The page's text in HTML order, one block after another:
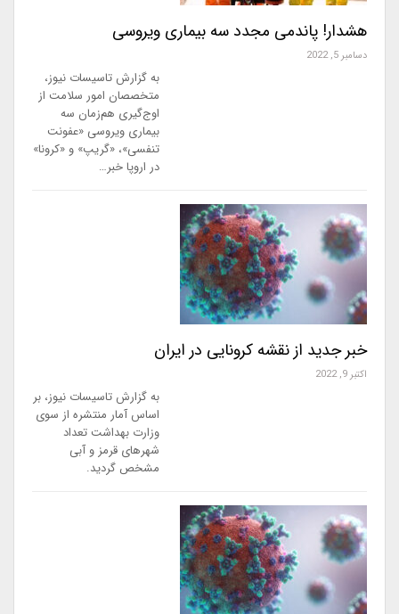
هشدار! پاندمی مجدد سه بیماری ویروسی
دسامبر 5, 2022
به گزارش تاسیسات نیوز،
متخصصان امور سلامت از
اوج‌گیری هم‌زمان سه
بیماری ویروسی «عفونت
تنفسی»، «گریپ» و «کرونا»
در اروپا خبر…
خبر جدید از نقشه کرونایی در ایران
اکتبر 9, 2022
به گزارش تاسیسات نیوز، بر
اساس آمار منتشره از سوی
وزارت بهداشت تعداد
شهرهای قرمز و آبی
مشخص گردید.